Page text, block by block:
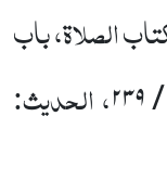
الصلاۃ، باب
/۲۳۹، الحدیث: